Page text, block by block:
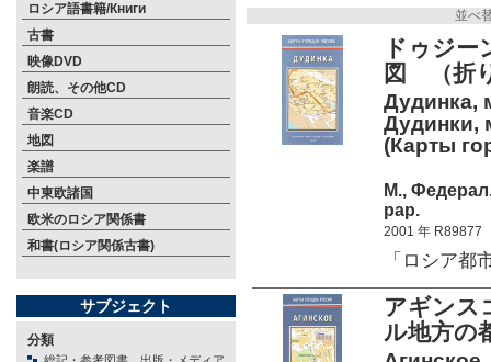
ロシア語書籍/Книги
古書
映像DVD
朗読、その他CD
音楽CD
地図
楽譜
中東欧諸国
欧米のロシア関係書
和書(ロシア関係古書)
サブジェクト
分類
並べ
ドゥジ
図 （折
Дудинка,
Дудинки,
(Карты
М.,
pap.
2001 年 R89877
「ロシア都
アギンス
ル地方の